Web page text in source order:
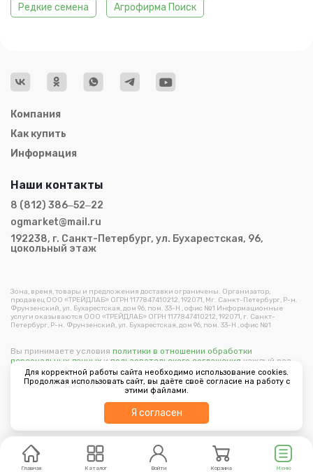
Фильтр
Редкие семена Агрофирма Поиск
Компания
Как купить
Информация
Зона, время, товары и предложения доставки ограничены. Организатор,
продавец ООО «ТРЕЙДЛАБ» ОГРН 1177847410212, 192071, Мг. Санкт-Петербург, Р-н.
Фрунзенский, ул. Бухарестская, дом 96, пом. 33-Н , офис №1 Информационные
услуги оказываются ООО «ТРЕЙДЛАБ» ОГРН 1177847410212, 192071, г. Санкт-
Петербург, Р-н. Фрунзенский, ул. Бухарестская, дом 96, пом. 33-Н , офис №1
Наши контакты
8 (812) 386‒52‒22
ogmarket@mail.ru
192238, г. Санкт-Петербург, ул. Бухарестская, 96,
цокольный этаж
Вы принимаете условия политики в отношении обработки
персональных данных и пользовательского соглашения каждый раз,
когда оставляете свои данные в любой форме обратной связи на
сайте ogorodmarket.com.
Copyright © 2026 ООО "Трейдлаб"
Главная Каталог Войти Корзина Меню
Для корректной работы сайта необходимо использование cookies.
Продолжая использовать сайт, вы даёте своё согласие на работу с
этими файлами.
Я согласен